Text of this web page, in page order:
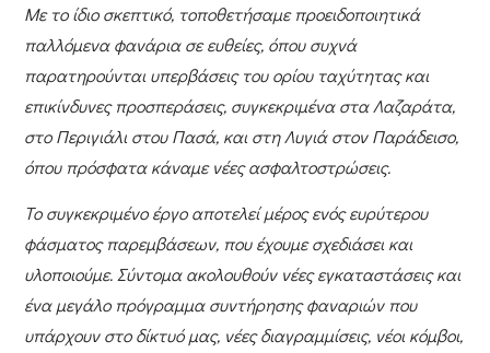
Με το ίδιο σκεπτικό, τοποθετήσαμε προειδοποιητικά
παλλόμενα φανάρια σε ευθείες, όπου συχνά
παρατηρούνται υπερβάσεις του ορίου ταχύτητας και
επικίνδυνες προσπεράσεις, συγκεκριμένα στα Λαζαράτα,
στο Περιγιάλι στου Πασά, και στη Λυγιά στον Παράδεισο,
όπου πρόσφατα κάναμε νέες ασφαλτοστρώσεις.
Το συγκεκριμένο έργο αποτελεί μέρος ενός ευρύτερου
φάσματος παρεμβάσεων, που έχουμε σχεδιάσει και
υλοποιούμε. Σύντομα ακολουθούν νέες εγκαταστάσεις και
ένα μεγάλο πρόγραμμα συντήρησης φαναριών που
υπάρχουν στο δίκτυό μας, νέες διαγραμμίσεις, νέοι κόμβοι,